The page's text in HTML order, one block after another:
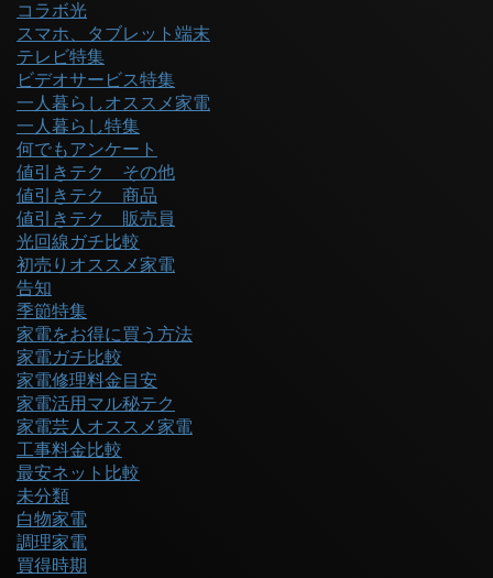
コラボ光
スマホ、タブレット端末
テレビ特集
ビデオサービス特集
一人暮らしオススメ家電
一人暮らし特集
何でもアンケート
値引きテク その他
値引きテク 商品
値引きテク 販売員
光回線ガチ比較
初売りオススメ家電
告知
季節特集
家電をお得に買う方法
家電ガチ比較
家電修理料金目安
家電活用マル秘テク
家電芸人オススメ家電
工事料金比較
最安ネット比較
未分類
白物家電
調理家電
買得時期